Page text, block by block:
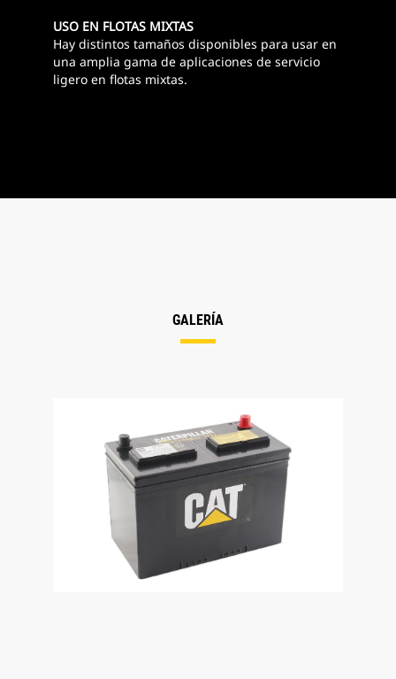
USO EN FLOTAS MIXTAS
Hay distintos tamaños disponibles para usar en
una amplia gama de aplicaciones de servicio
ligero en flotas mixtas.
GALERÍA